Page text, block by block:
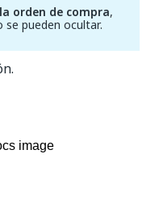
orden de compra,
se pueden ocultar.